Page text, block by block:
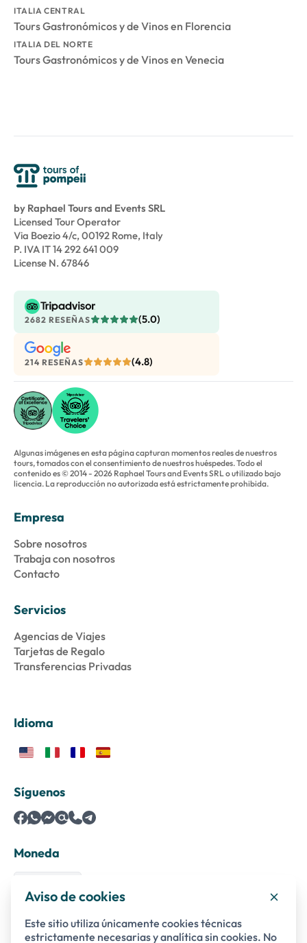
ITALIA CENTRAL
Tours Gastronómicos y de Vinos en Florencia
ITALIA DEL NORTE
Tours Gastronómicos y de Vinos en Venecia
by Raphael Tours and Events SRL
Licensed Tour Operator
Via Boezio 4/c, 00192 Rome, Italy
P. IVA IT 14 292 641 009
License N. 67846
2682 RESEÑAS (5.0)
214 RESEÑAS (4.8)
Algunas imágenes en esta página capturan momentos reales de nuestros
tours, tomados con el consentimiento de nuestros huéspedes. Todo el
contenido es © 2014 - 2026 Raphael Tours and Events SRL o utilizado bajo
licencia. La reproducción no autorizada está estrictamente prohibida.
Empresa
Sobre nosotros
Trabaja con nosotros
Contacto
Servicios
Agencias de Viajes
Tarjetas de Regalo
Transferencias Privadas
Idioma
Síguenos
Moneda
Pagos seguros con
Aviso de cookies
Este sitio utiliza únicamente cookies técnicas
estrictamente necesarias y analítica sin cookies. No